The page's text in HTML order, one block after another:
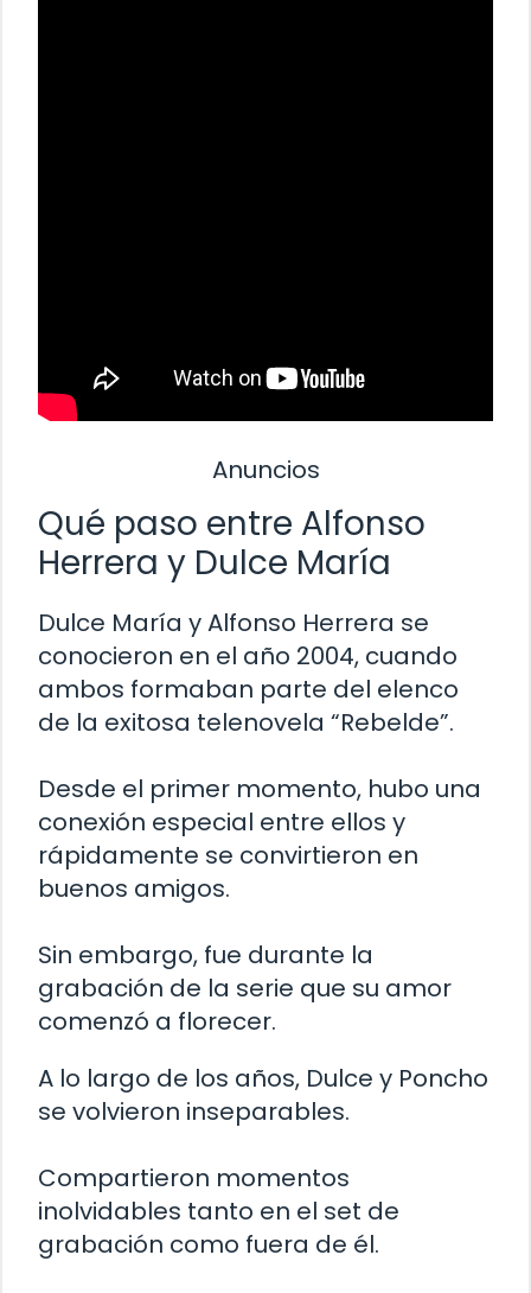
Anuncios
Qué paso entre Alfonso
Herrera y Dulce María
Dulce María y Alfonso Herrera se
conocieron en el año 2004, cuando
ambos formaban parte del elenco
de la exitosa telenovela “Rebelde”.
Desde el primer momento, hubo una
conexión especial entre ellos y
rápidamente se convirtieron en
buenos amigos.
Sin embargo, fue durante la
grabación de la serie que su amor
comenzó a florecer.
A lo largo de los años, Dulce y Poncho
se volvieron inseparables.
Compartieron momentos
inolvidables tanto en el set de
grabación como fuera de él.